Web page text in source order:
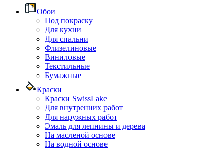
Обои
Под покраску
Для кухни
Для спальни
Флизелиновые
Виниловые
Текстильные
Бумажные
Краски
Краски SwissLake
Для внутренних работ
Для наружных работ
Эмаль для лепнины и дерева
На масленой основе
На водной основе